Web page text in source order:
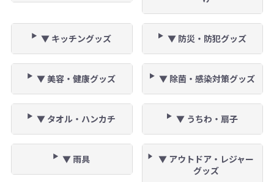
▼ キッチングッズ ▼ 防災・防犯グッズ
▼ 美容・健康グッズ ▼ 除菌・感染対策グッズ
▼ タオル・ハンカチ ▼ うちわ・扇子
▼ 雨具
▼ アウトドア・レジャー
グッズ